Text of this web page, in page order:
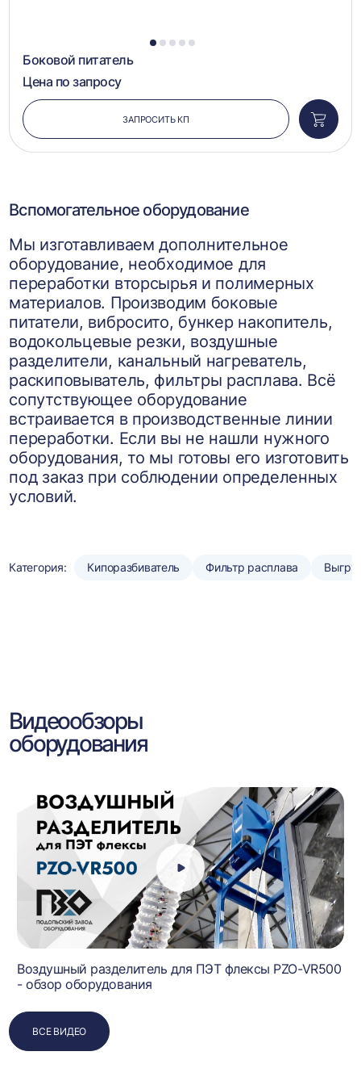
1 2 3 4 5
Боковой питатель
Цена по запросу
ЗАПРОСИТЬ КП
в
Вспомогательное оборудование
Мы изготавливаем дополнительное
оборудование, необходимое для
переработки вторсырья и полимерных
материалов. Производим боковые
питатели, вибросито, бункер накопитель,
водокольцевые резки, воздушные
разделители, канальный нагреватель,
раскиповыватель, фильтры расплава. Всё
сопутствующее оборудование
встраивается в производственные линии
переработки. Если вы не нашли нужного
оборудования, то мы готовы его изготовить
под заказ при соблюдении определенных
условий.
Категория: Кипоразбиватель Фильтр расплава
Видеообзоры
оборудования
Воздушный разделитель для ПЭТ флексы PZO-VR500
- обзор оборудования
ВСЕ ВИДЕО